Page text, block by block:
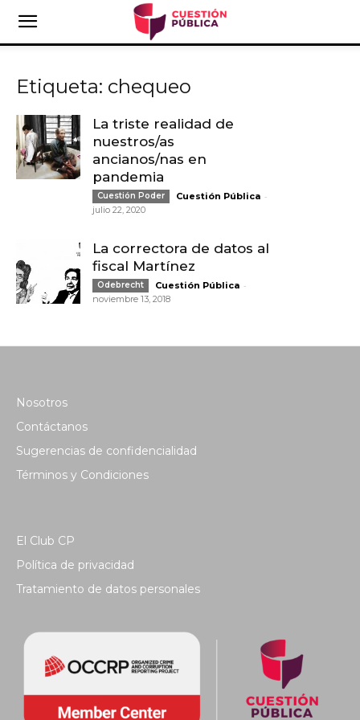
Etiqueta: chequeo
La triste realidad de
nuestros/as
ancianos/nas en
pandemia
Cuestión Poder Cuestión Pública -
julio 22, 2020
La correctora de datos al
fiscal Martínez
Odebrecht Cuestión Pública -
noviembre 13, 2018
Nosotros
Contáctanos
Sugerencias de confidencialidad
Términos y Condiciones
El Club CP
Política de privacidad
Tratamiento de datos personales